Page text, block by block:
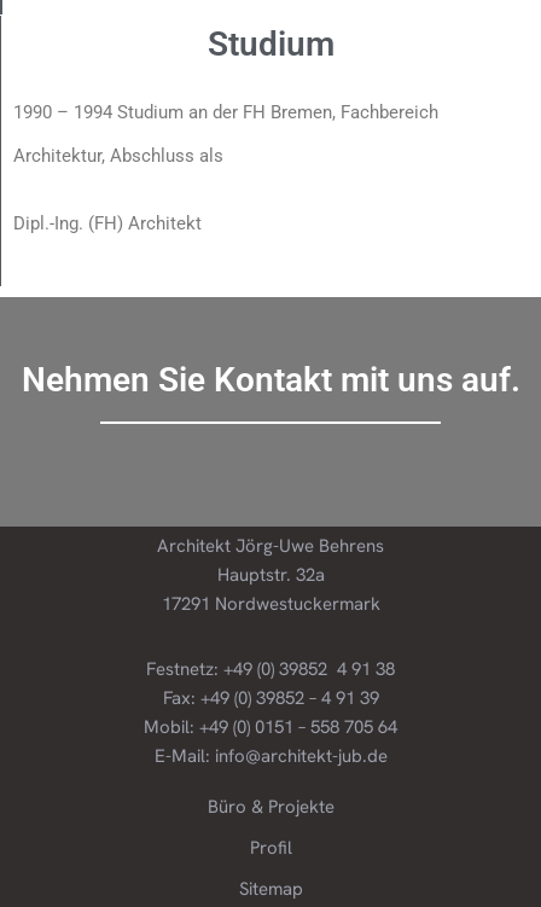
Studium
1990 – 1994 Studium an der FH Bremen, Fachbereich
Architektur, Abschluss als
Dipl.-Ing. (FH) Architekt
Nehmen Sie Kontakt mit uns auf.
Architekt Jörg-Uwe Behrens
Hauptstr. 32a
17291 Nordwestuckermark
Festnetz: +49 (0) 39852 4 91 38
Fax: +49 (0) 39852 – 4 91 39
Mobil: +49 (0) 0151 – 558 705 64
E-Mail: info@architekt-jub.de
Büro & Projekte
Profil
Sitemap